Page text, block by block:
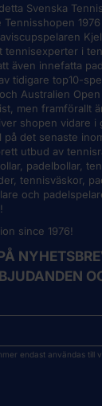
Svenska
tennisexperter i
även innefatta
tidigare top10-
Australien
men framförallt
shopen vidare i
det senaste
utbud av
padelbollar,
tennisväskor,
och
since 1976!
endast användas till